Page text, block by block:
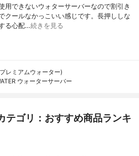
用できないウォターサーバーなので割引き
クールなかっこいい感じです。長押ししな
る心配…続きを見る
レミアムウォーター)
ウォーターサーバー
テゴリ：おすすめ商品ランキ